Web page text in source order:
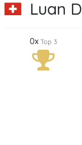
Luan
0xTop 3